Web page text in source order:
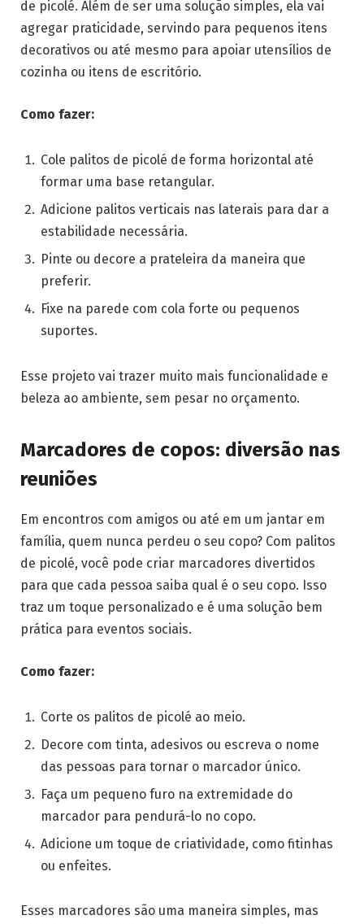
de picolé. Além de ser uma solução simples, ela vai
agregar praticidade, servindo para pequenos itens
decorativos ou até mesmo para apoiar utensílios de
cozinha ou itens de escritório.
Como fazer:
Cole palitos de picolé de forma horizontal até
formar uma base retangular.
Adicione palitos verticais nas laterais para dar a
estabilidade necessária.
Pinte ou decore a prateleira da maneira que
preferir.
Fixe na parede com cola forte ou pequenos
suportes.
Esse projeto vai trazer muito mais funcionalidade e
beleza ao ambiente, sem pesar no orçamento.
Marcadores de copos: diversão nas
reuniões
Em encontros com amigos ou até em um jantar em
família, quem nunca perdeu o seu copo? Com palitos
de picolé, você pode criar marcadores divertidos
para que cada pessoa saiba qual é o seu copo. Isso
traz um toque personalizado e é uma solução bem
prática para eventos sociais.
Como fazer:
Corte os palitos de picolé ao meio.
Decore com tinta, adesivos ou escreva o nome
das pessoas para tornar o marcador único.
Faça um pequeno furo na extremidade do
marcador para pendurá-lo no copo.
Adicione um toque de criatividade, como fitinhas
ou enfeites.
Esses marcadores são uma maneira simples, mas